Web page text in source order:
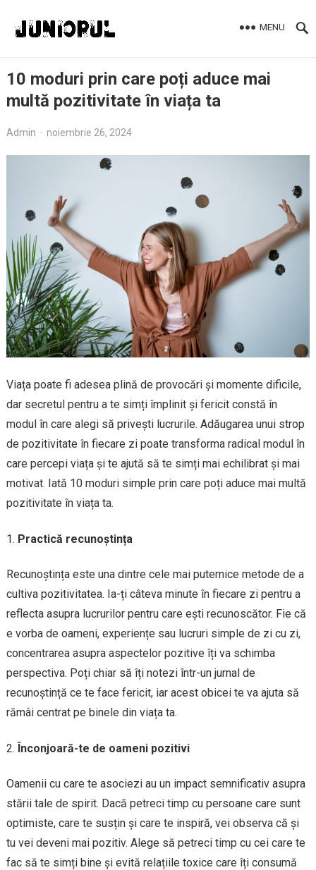
MENU
10 moduri prin care poți aduce mai
multă pozitivitate în viața ta
Admin · noiembrie 26, 2024
Viața poate fi adesea plină de provocări și momente dificile,
dar secretul pentru a te simți împlinit și fericit constă în
modul în care alegi să privești lucrurile. Adăugarea unui strop
de pozitivitate în fiecare zi poate transforma radical modul în
care percepi viața și te ajută să te simți mai echilibrat și mai
motivat. Iată 10 moduri simple prin care poți aduce mai multă
pozitivitate în viața ta.
Practică recunoștința
Recunoștința este una dintre cele mai puternice metode de a
cultiva pozitivitatea. Ia-ți câteva minute în fiecare zi pentru a
reflecta asupra lucrurilor pentru care ești recunoscător. Fie că
e vorba de oameni, experiențe sau lucruri simple de zi cu zi,
concentrarea asupra aspectelor pozitive îți va schimba
perspectiva. Poți chiar să îți notezi într-un jurnal de
recunoștință ce te face fericit, iar acest obicei te va ajuta să
rămâi centrat pe binele din viața ta.
Înconjoară-te de oameni pozitivi
Oamenii cu care te asociezi au un impact semnificativ asupra
stării tale de spirit. Dacă petreci timp cu persoane care sunt
optimiste, care te susțin și care te inspiră, vei observa că și
tu vei deveni mai pozitiv. Alege să petreci timp cu cei care te
fac să te simți bine și evită relațiile toxice care îți consumă